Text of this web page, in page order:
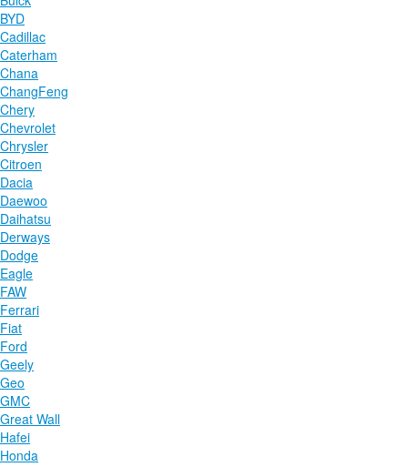
BYD
Cadillac
Caterham
Chana
ChangFeng
Chery
Chevrolet
Chrysler
Citroen
Dacia
Daewoo
Daihatsu
Derways
Dodge
Eagle
FAW
Ferrari
Fiat
Ford
Geely
Geo
GMC
Great Wall
Hafei
Honda